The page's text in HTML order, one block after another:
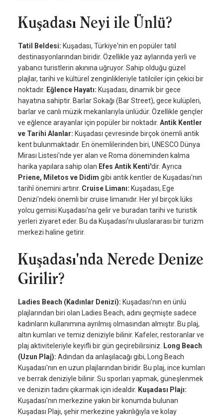
Kuşadası Neyi ile Ünlü?
Tatil Beldesi: Kuşadası, Türkiye'nin en popüler tatil
destinasyonlarından biridir. Özellikle yaz aylarında yerli ve
yabancı turistlerin akınına uğruyor. Sahip olduğu güzel
plajlar, tarihi ve kültürel zenginlikleriyle tatilciler için çekici bir
noktadır. Eğlence Hayatı: Kuşadası, dinamik bir gece
hayatına sahiptir. Barlar Sokağı (Bar Street), gece kulüpleri,
barlar ve canlı müzik mekanlarıyla ünlüdür. Özellikle gençler
ve eğlence arayanlar için popüler bir noktadır. Antik Kentler
ve Tarihi Alanlar: Kuşadası çevresinde birçok önemli antik
kent bulunmaktadır. En önemlilerinden biri, UNESCO Dünya
Mirası Listesi'nde yer alan ve Roma döneminden kalma
harika yapılara sahip olan Efes Antik Kenti'dir. Ayrıca
Priene, Miletos ve Didim gibi antik kentler de Kuşadası'nın
tarihî önemini artırır. Cruise Limanı: Kuşadası, Ege
Denizi'ndeki önemli bir cruise limanıdır. Her yıl birçok lüks
yolcu gemisi Kuşadası'na gelir ve buradan tarihi ve turistik
yerleri ziyaret eder. Bu da Kuşadası'nı uluslararası bir turizm
merkezi haline getirir.
Kuşadası'nda Nerede Denize
Girilir?
Ladies Beach (Kadınlar Denizi): Kuşadası'nın en ünlü
plajlarından biri olan Ladies Beach, adını geçmişte sadece
kadınların kullanımına ayrılmış olmasından almıştır. Bu plaj,
altın kumları ve temiz deniziyle bilinir. Kafeler, restoranlar ve
plaj aktiviteleriyle keyifli bir gün geçirebilirsiniz.
Long Beach
(Uzun Plaj): Adından da anlaşılacağı gibi, Long Beach
Kuşadası'nın en uzun plajlarından biridir. Bu plaj, ince kumları
ve berrak deniziyle bilinir. Su sporları yapmak, güneşlenmek
ve denizin tadını çıkarmak için idealdir. Kuşadası Plajı:
Kuşadası'nın merkezine yakın bir konumda bulunan
Kuşadası Plajı, şehir merkezine yakınlığıyla ve kolay